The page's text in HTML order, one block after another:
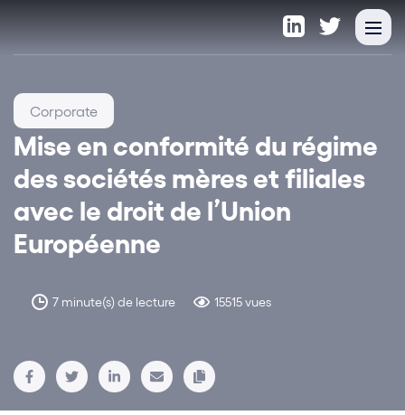
Mise en conformité du régime
des sociétés mères et filiales
avec le droit de l’Union
Européenne
7 minute(s) de lecture 15515 vues
Corporate